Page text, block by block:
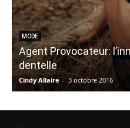
MODE
Agent Provocateur:
dentelle
Cindy Allaire - 3 octobre 2016